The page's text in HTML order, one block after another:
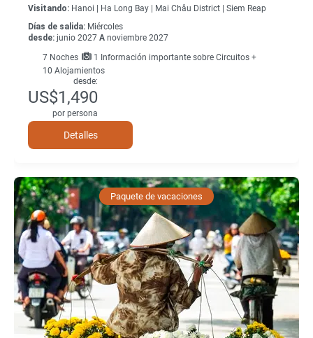
Visitando: Hanoi | Ha Long Bay | Mai Châu District | Siem Reap
Días de salida: Miércoles
desde: junio 2027 A noviembre 2027
7 Noches
1 Información importante sobre Circuitos +
10 Alojamientos
desde:
US$1,490
por persona
Detalles
Paquete de vacaciones